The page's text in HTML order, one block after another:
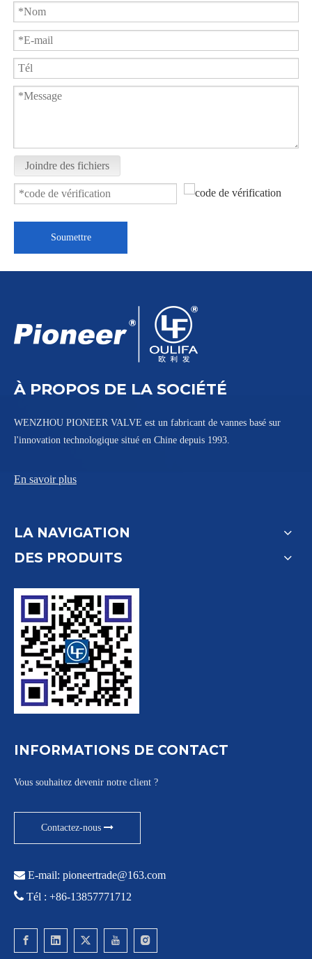
Joindre des fichiers
Soumettre
À PROPOS DE LA SOCIÉTÉ
WENZHOU PIONEER VALVE est un fabricant de vannes basé sur
l'innovation technologique situé en Chine depuis 1993.
En savoir plus
LA NAVIGATION
DES PRODUITS
INFORMATIONS DE CONTACT
Vous souhaitez devenir notre client ?
Contactez-nous
 E-mail: pioneertrade@163.com
 Tél : +86-13857771712